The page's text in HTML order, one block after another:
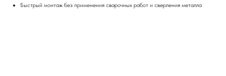
Быстрый монтаж без применения сварочных работ и сверления металла